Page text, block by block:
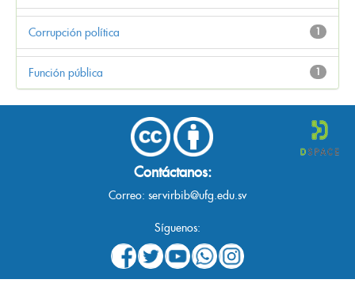
1
Corrupción política
1
Función pública
Contáctanos:
Correo: servirbib@ufg.edu.sv
Síguenos: